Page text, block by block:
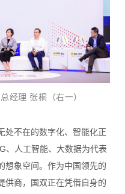
经理 张桐（右一）
处不在的数字化、智能化正
、人工智能、大数据为代表
想象空间。作为中国领先的
供商，国双正在凭借自身的